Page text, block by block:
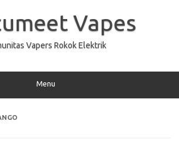
Vapes
Vapers Rokok Elektrik
Menu